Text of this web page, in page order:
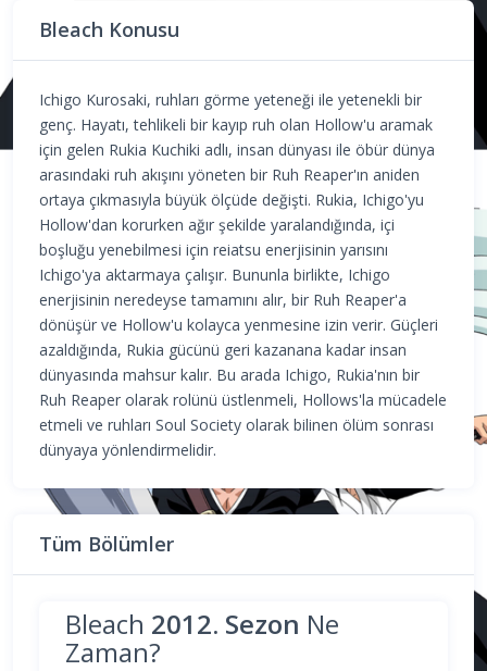
Bleach Konusu
Ichigo Kurosaki, ruhları görme yeteneği ile yetenekli bir
genç. Hayatı, tehlikeli bir kayıp ruh olan Hollow'u aramak
için gelen Rukia Kuchiki adlı, insan dünyası ile öbür dünya
arasındaki ruh akışını yöneten bir Ruh Reaper'ın aniden
ortaya çıkmasıyla büyük ölçüde değişti. Rukia, Ichigo'yu
Hollow'dan korurken ağır şekilde yaralandığında, içi
boşluğu yenebilmesi için reiatsu enerjisinin yarısını
Ichigo'ya aktarmaya çalışır. Bununla birlikte, Ichigo
enerjisinin neredeyse tamamını alır, bir Ruh Reaper'a
dönüşür ve Hollow'u kolayca yenmesine izin verir. Güçleri
azaldığında, Rukia gücünü geri kazanana kadar insan
dünyasında mahsur kalır. Bu arada Ichigo, Rukia'nın bir
Ruh Reaper olarak rolünü üstlenmeli, Hollows'la mücadele
etmeli ve ruhları Soul Society olarak bilinen ölüm sonrası
dünyaya yönlendirmelidir.
Tüm Bölümler
Bleach 2012. Sezon Ne
Zaman?